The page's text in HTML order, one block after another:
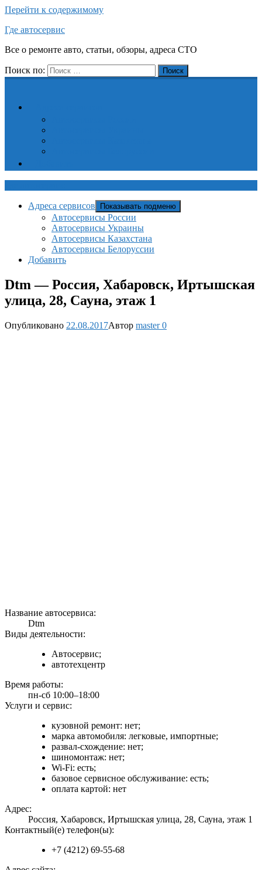
Перейти к содержимому
Где автосервис
Все о ремонте авто, статьи, обзоры, адреса СТО
Поиск по: Поиск
Адреса сервисов Показывать подменю
Автосервисы России
Автосервисы Украины
Автосервисы Казахстана
Автосервисы Белоруссии
Добавить
Dtm — Россия, Хабаровск, Иртышская
улица, 28, Сауна, этаж 1
Опубликовано 22.08.2017Автор master0
Название автосервиса:
Dtm
Виды деятельности:
Автосервис;
автотехцентр
Время работы:
пн-сб 10:00–18:00
Услуги и сервис:
кузовной ремонт: нет;
марка автомобиля: легковые, импортные;
развал-схождение: нет;
шиномонтаж: нет;
Wi-Fi: есть;
базовое сервисное обслуживание: есть;
оплата картой: нет
Адрес:
Россия, Хабаровск, Иртышская улица, 28, Сауна, этаж 1
Контактный(е) телефон(ы):
+7 (4212) 69-55-68